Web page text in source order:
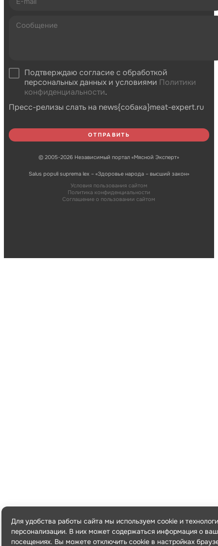
Подтверждаю согласие с обработкой
персональных данных и условиями Политики
конфиденциальности.
Пресс-релизы слать на news{собака}meat-expert.ru
© 2005-2026 Независимый портал «Мясной Эксперт»
Salus populi suprema lex – «Здоровье народа – высший закон»
Условия пользования сайтом
Политика конфиденциальности
Соглашение о пользовании сайтом
Для удобства работы сайта мы используем cookie и
персонализации. В них может содержаться информация о
посещениях. Вы можете отключить cookie в настройках